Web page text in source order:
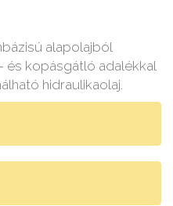
alapolajból
kopásgátló adalékkal
hidraulikaolaj.